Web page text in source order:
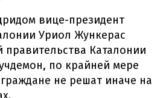
вице-президент
Уриол Жункерас
правительства Каталонии
по крайней мере
не решат иначе на